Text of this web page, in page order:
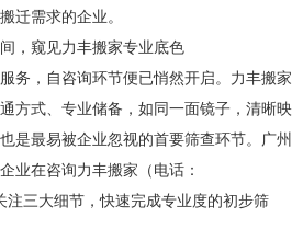
迁需求的企业。
，窥见力丰搬家专业底色
务，自咨询环节便已悄然开启。力丰搬家
方式、专业储备，如同一面镜子，清晰映
是最易被企业忽视的首要筛查环节。广州
业在咨询力丰搬家（电话：
注三大细节，快速完成专业度的初步筛